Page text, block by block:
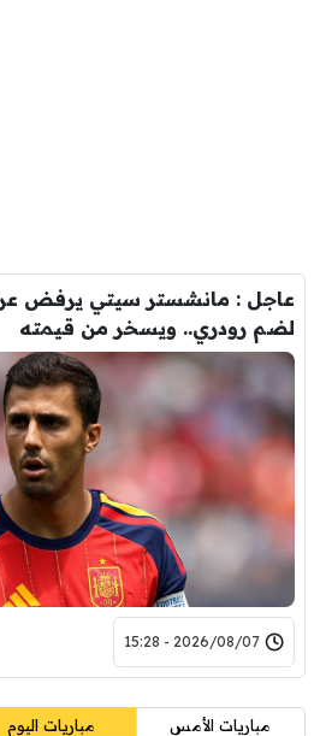
عاجل : مانشستر سيتي يرفض
لضم رودري.. ويسخر من قيمته
2026/08/07 - 15:28
مباريات الأمس مباريات اليوم